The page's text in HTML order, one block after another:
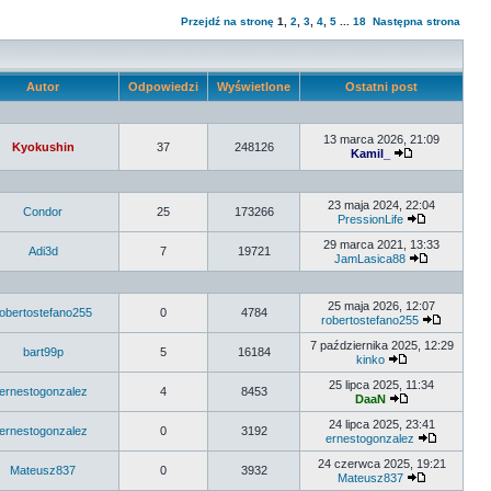
Przejdź na stronę 1 2 3 4 5 18 Następna strona
Autor Odpowiedzi Wyświetlone Ostatni post
Kyokushin 37 248126
13 marca 2026, 21:09
Kamil_
Condor 25 173266
23 maja 2024, 22:04
PressionLife
Adi3d 7 19721
29 marca 2021, 13:33
JamLasica88
0 4784
25 maja 2026, 12:07
robertostefano255
bart99p 5 16184
7 października 2025, 12:29
kinko
ernestogonzalez 4 8453
25 lipca 2025, 11:34
DaaN
ernestogonzalez 0 3192
24 lipca 2025, 23:41
ernestogonzalez
Mateusz837 0 3932
24 czerwca 2025, 19:21
Mateusz837